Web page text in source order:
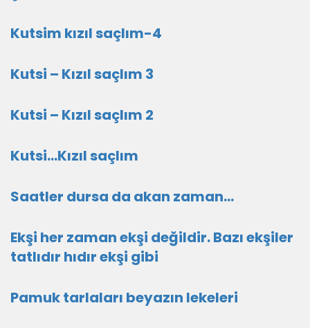
Kutsim kızıl saçlım-4
Kutsi – Kızıl saçlım 3
Kutsi – Kızıl saçlım 2
Kutsi...Kızıl saçlım
Saatler dursa da akan zaman…
Ekşi her zaman ekşi değildir. Bazı ekşiler
tatlıdır hıdır ekşi gibi
Pamuk tarlaları beyazın lekeleri